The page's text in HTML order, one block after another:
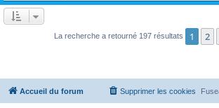
La recherche a retourné 197 résultats 1 2
Accueil du forum Supprimer les cookies